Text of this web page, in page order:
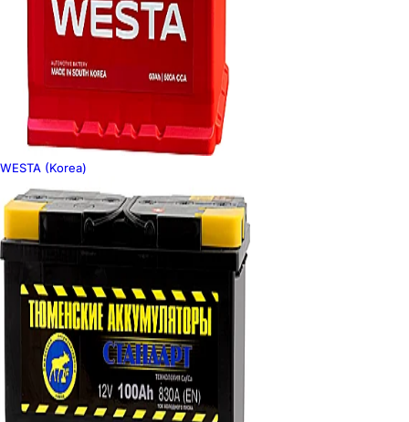
WESTA (Korea)